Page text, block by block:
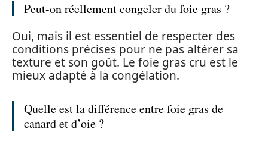
Peut-on réellement congeler du foie gras ?
Oui, mais il est essentiel de respecter des
conditions précises pour ne pas altérer sa
texture et son goût. Le foie gras cru est le
mieux adapté à la congélation.
Quelle est la différence entre foie gras de
canard et d’oie ?